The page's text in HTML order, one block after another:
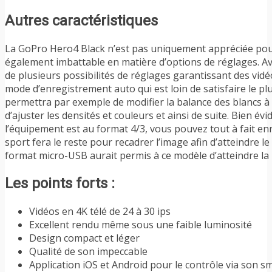
Autres caractéristiques
La GoPro Hero4 Black n’est pas uniquement appréciée
également imbattable en matière d’options de réglages.
de plusieurs possibilités de réglages garantissant des
mode d’enregistrement auto qui est loin de satisfaire le
permettra par exemple de modifier la balance des blancs
d’ajuster les densités et couleurs et ainsi de suite. Bien
l’équipement est au format 4/3, vous pouvez tout à fait
sport fera le reste pour recadrer l’image afin d’atteindre
format micro-USB aurait permis à ce modèle d’atteindre
Les points forts :
Vidéos en 4K télé de 24 à 30 ips
Excellent rendu même sous une faible luminosité
Design compact et léger
Qualité de son impeccable
Application iOS et Android pour le contrôle via son